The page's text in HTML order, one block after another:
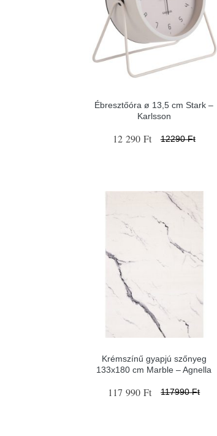
Ébresztőóra ø 13,5 cm Stark –
Karlsson
12 290 Ft 12290 Ft
Krémszínű gyapjú szőnyeg
133x180 cm Marble – Agnella
117 990 Ft 117990 Ft